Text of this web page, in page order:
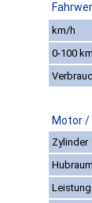
km/h
0-100
Motor /
Zylinder
Leistung